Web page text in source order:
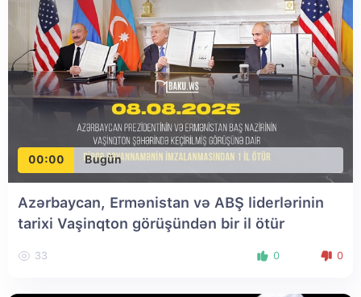
00:00 Bugün
Azərbaycan, Ermənistan və ABŞ liderlərinin
tarixi Vaşinqton görüşündən bir il ötür
33 0 0